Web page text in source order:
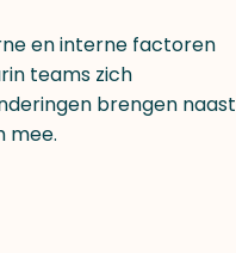
en interne factoren
teams zich
brengen naast
mee.